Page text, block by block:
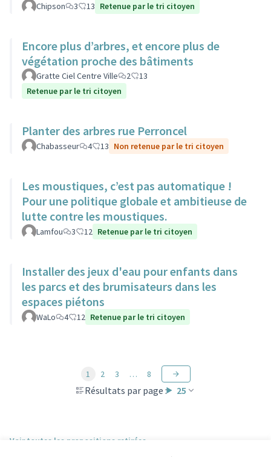
Chipson 3 13 Retenue par le tri citoyen
Encore plus d’arbres, et encore plus de
végétation proche des bâtiments
Gratte Ciel Centre Ville 2
13
Retenue par le tri citoyen
Planter des arbres rue Perroncel
Chabasseur 4 13 Non retenue par le tri citoyen
Les moustiques, c’est pas automatique !
Pour une politique globale et ambitieuse de
lutte contre les moustiques.
Lamfou 3 12 Retenue par le tri citoyen
Installer des jeux d'eau pour enfants dans
les parcs et des brumisateurs dans les
espaces piétons
WaLo 4 12 Retenue par le tri citoyen
Résultats par page : 25
1 2 3 … 8
Voir toutes les propositions retirées